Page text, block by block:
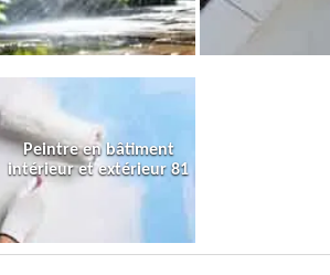
Peintre en bâtiment
intérieur et extérieur 81